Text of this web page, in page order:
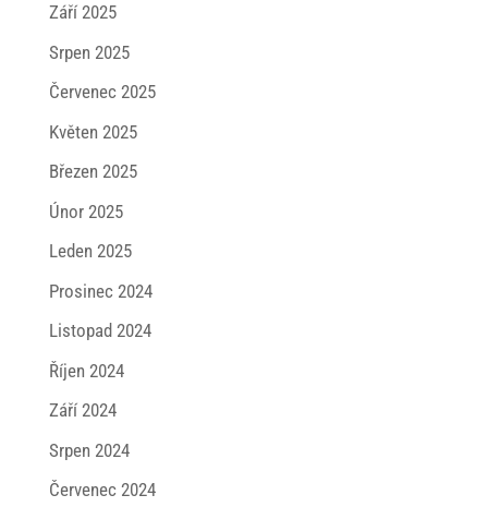
Září 2025
Srpen 2025
Červenec 2025
Květen 2025
Březen 2025
Únor 2025
Leden 2025
Prosinec 2024
Listopad 2024
Říjen 2024
Září 2024
Srpen 2024
Červenec 2024